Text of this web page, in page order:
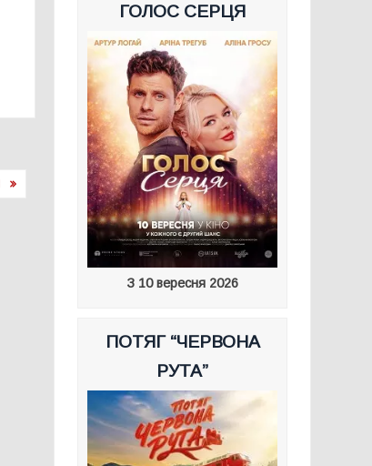
ГОЛОС СЕРЦЯ
З 10 вересня 2026
ПОТЯГ “ЧЕРВОНА
РУТА”